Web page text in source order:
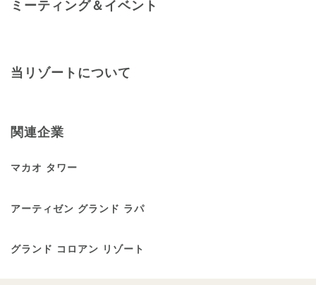
ミーティング＆イベント
当リゾートについて
関連企業
マカオ タワー
アーティゼン グランド ラパ
グランド コロアン リゾート